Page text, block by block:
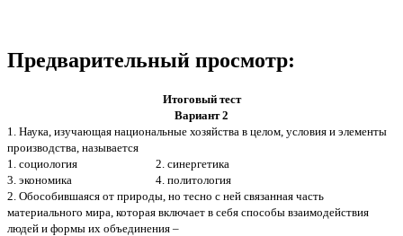
Предварительный просмотр:
Итоговый тест
Вариант 2
1. Наука, изучающая национальные хозяйства в целом, условия и элементы
производства, называется
1. социология 2. синергетика
3. экономика 4. политология
2. Обособившаяся от природы, но тесно с ней связанная часть
материального мира, которая включает в себя способы взаимодействия
людей и формы их объединения –